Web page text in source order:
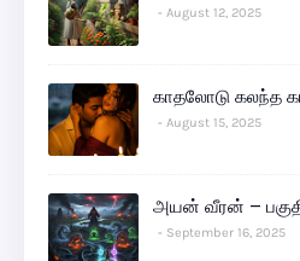
August 12, 2025
காதலோடு கலந்த
August 15, 2025
அயன் வீரன் –
September 16, 2025